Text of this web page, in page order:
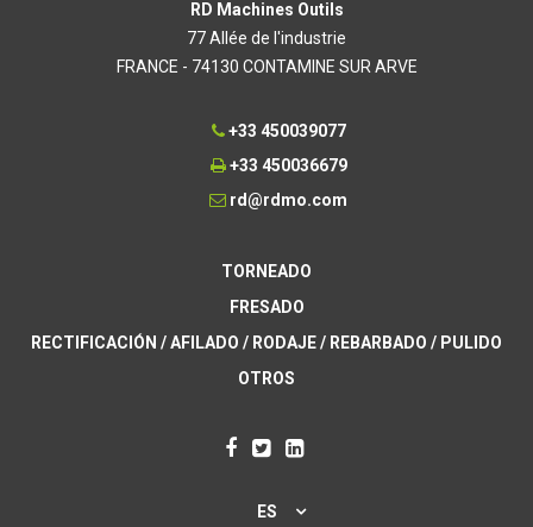
RD Machines Outils
77 Allée de l'industrie
FRANCE - 74130 CONTAMINE SUR ARVE
+33 450039077
+33 450036679
rd@rdmo.com
TORNEADO
FRESADO
RECTIFICACIÓN / AFILADO / RODAJE / REBARBADO / PULIDO
OTROS
ES